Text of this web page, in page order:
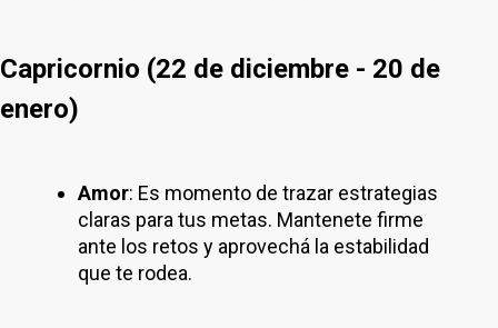
Capricornio (22 de diciembre - 20 de
enero)
Amor: Es momento de trazar estrategias
claras para tus metas. Mantenete firme
ante los retos y aprovechá la estabilidad
que te rodea.